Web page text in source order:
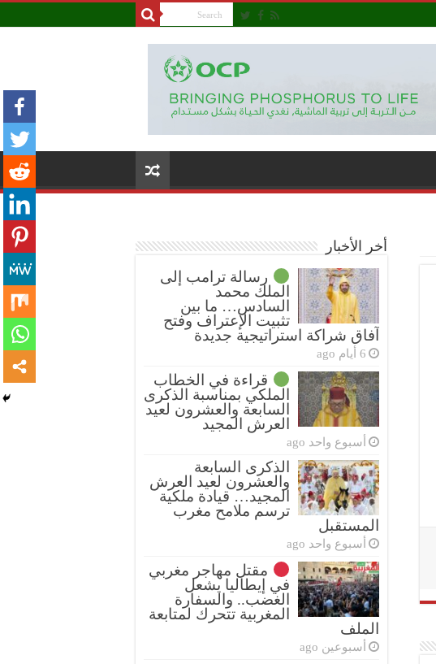
أخر الأخبار
رسالة ترامب إلى
الملك محمد
السادس… ما بين
تثبيت الإعتراف وفتح
آفاق شراكة استراتيجية جديدة
6 أيام ago
قراءة في الخطاب
الملكي بمناسبة الذكرى
السابعة والعشرون لعيد
العرش المجيد
أسبوع واحد ago
الذكرى السابعة
والعشرون لعيد العرش
المجيد… قيادة ملكية
ترسم ملامح مغرب
المستقبل
أسبوع واحد ago
مقتل مهاجر مغربي
في إيطاليا يشعل
الغضب.. والسفارة
المغربية تتحرك لمتابعة
الملف
أسبوعين ago